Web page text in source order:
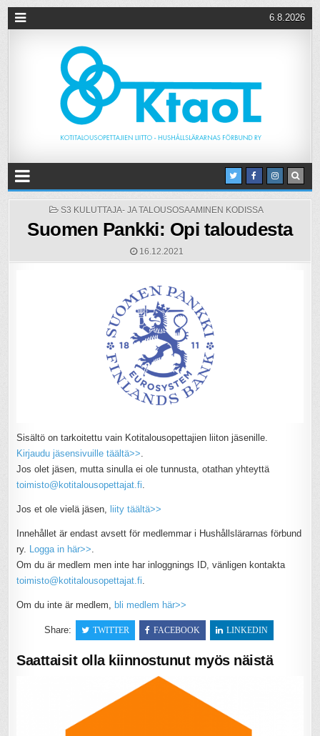
6.8.2026
POSTED
S3 KULUTTAJA- JA TALOUSOSAAMINEN KODISSA
Suomen Pankki: Opi taloudesta
16.12.2021
Sisältö on tarkoitettu vain Kotitalousopettajien liiton jäsenille.
Kirjaudu jäsensivuille täältä>>.
Jos olet jäsen, mutta sinulla ei ole tunnusta, otathan yhteyttä
toimisto@kotitalousopettajat.fi.
Jos et ole vielä jäsen, liity täältä>>
Innehållet är endast avsett för medlemmar i Hushållslärarnas förbund
ry. Logga in här>>.
Om du är medlem men inte har inloggnings ID, vänligen kontakta
toimisto@kotitalousopettajat.fi.
Om du inte är medlem, bli medlem här>>
Share: TWITTER FACEBOOK LINKEDIN
Saattaisit olla kiinnostunut myös näistä